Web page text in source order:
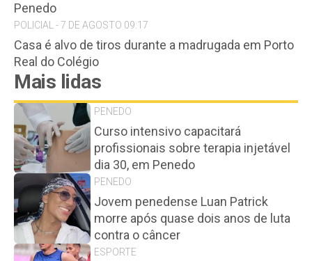
Penedo
POLICIAL - 7 DE AGOSTO 09:17
Casa é alvo de tiros durante a madrugada em Porto
Real do Colégio
Mais lidas
PENEDO
Curso intensivo capacitará
profissionais sobre terapia injetável
dia 30, em Penedo
PENEDO
Jovem penedense Luan Patrick
morre após quase dois anos de luta
contra o câncer
ESPORTE